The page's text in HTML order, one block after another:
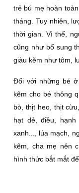
trẻ bú mẹ hoàn
tháng. Tuy nhiên,
thời gian. Vì thế,
cũng như bổ sung
giàu kẽm như tôm,
Ðối với những bé
kẽm cho bé thông
bò, thịt heo, thịt
hạt dẻ, điều,
xanh..., lúa mạch,
kẽm, cha mẹ nên
hình thức bắt mắt